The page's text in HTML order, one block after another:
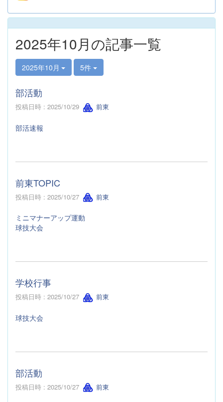
2025年10月の記事一覧
2025年10月 5件
部活動
投稿日時 : 2025/10/29 前東
部活速報
前東TOPIC
投稿日時 : 2025/10/27 前東
ミニマナーアップ運動
球技大会
学校行事
投稿日時 : 2025/10/27 前東
球技大会
部活動
投稿日時 : 2025/10/27 前東